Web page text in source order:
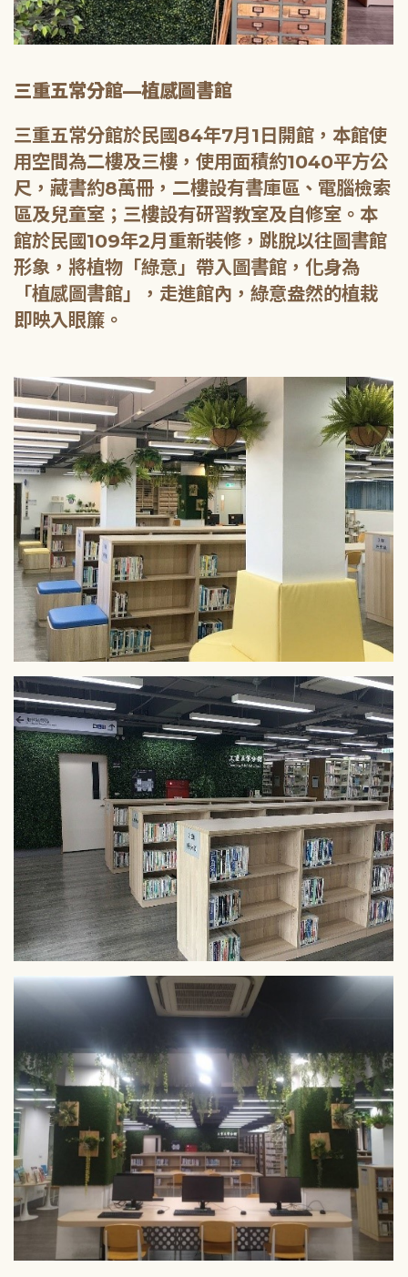
三重五常分館—植感圖書館
三重五常分館於民國84年7月1日開館，本館使
用空間為二樓及三樓，使用面積約1040平方公
尺，藏書約8萬冊，二樓設有書庫區、電腦檢索
區及兒童室；三樓設有研習教室及自修室。本
館於民國109年2月重新裝修，跳脫以往圖書館
形象，將植物「綠意」帶入圖書館，化身為
「植感圖書館」，走進館內，綠意盎然的植栽
即映入眼簾。